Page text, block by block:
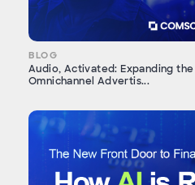
BLOG
Audio, Activated: Expanding
Omnichannel Advertis...